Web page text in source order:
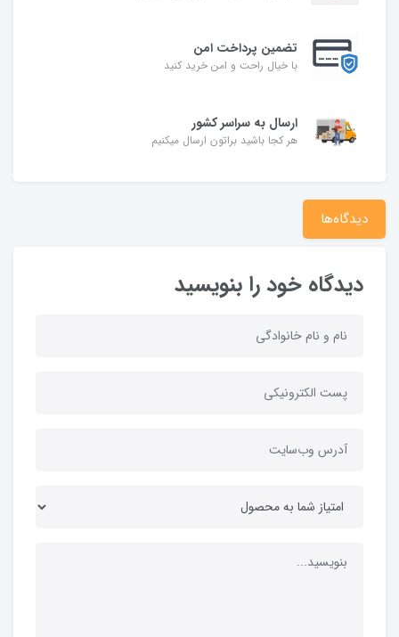
تضمین پرداخت امن
با خیال راحت و امن خرید کنید
ارسال به سراسر کشور
هر کجا باشید براتون ارسال میکنیم
دیدگاه‌ها
دیدگاه خود را بنویسید